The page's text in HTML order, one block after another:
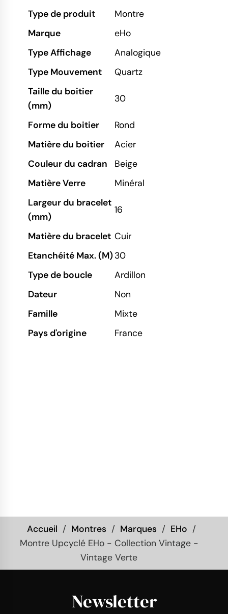
Type de produit
Montre
Marque
eHo
Type Affichage
Analogique
Type Mouvement
Quartz
Taille du boitier
(mm)
30
Forme du boitier
Rond
Matière du boitier
Acier
Couleur du cadran
Beige
Matière Verre
Minéral
Largeur du bracelet
(mm)
16
Matière du bracelet Cuir
Etanchéité Max. (M)30
Type de boucle
Ardillon
Dateur
Non
Famille
Mixte
Pays d'origine
France
Accueil Montres Marques
EHo
Montre Upcyclé EHo - Collection Vintage -
Vintage Verte
Newsletter